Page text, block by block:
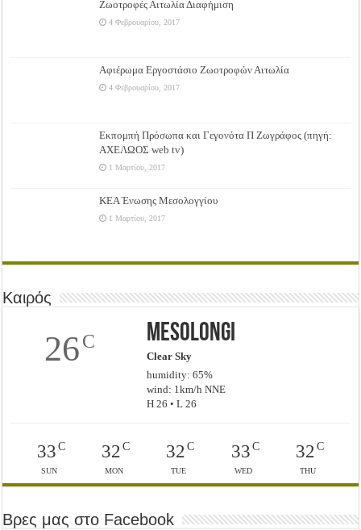
Ζωοτροφές Αιτωλία Διαφήμιση
4 Φεβρουαρίου, 2017
Αφιέρωμα Εργοστάσιο Ζωοτροφών Αιτωλία
4 Φεβρουαρίου, 2017
Εκπομπή Πρόσωπα και Γεγονότα Π Ζωγράφος (πηγή:
ΑΧΕΛΩΟΣ web tv)
1 Μαρτίου, 2017
ΚΕΑ Ένωσης Μεσολογγίου
1 Μαρτίου, 2017
Καιρός
26C Mesolongi
Clear Sky
humidity: 65%
wind: 1km/h NNE
H 26 • L 26
33C
SUN
32C
MON
32 C
TUE
33C
WED
32C
THU
Βρες μας στο Facebook